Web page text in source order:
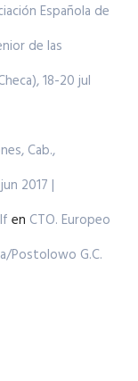
Española de
de las
18-20 jul
Cab.,
2017 |
en CTO. Europeo
Postolowo G.C.